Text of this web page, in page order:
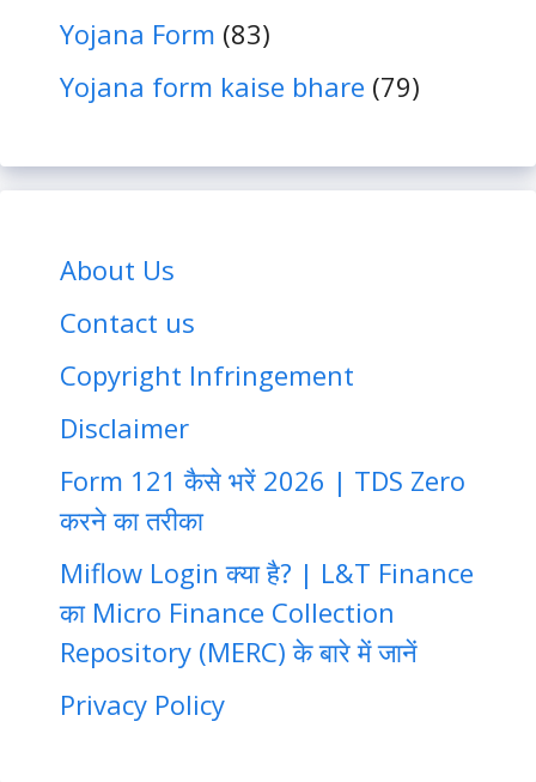
Yojana Form (83)
Yojana form kaise bhare (79)
About Us
Contact us
Copyright Infringement
Disclaimer
Form 121 कैसे भरें 2026 | TDS Zero
करने का तरीका
Miflow Login क्या है? | L&T Finance
का Micro Finance Collection
Repository (MERC) के बारे में जानें
Privacy Policy